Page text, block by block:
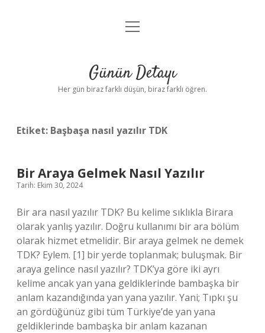
Anasayfa
Yasal Uyarı
menüyü
Günün Detayı
Her gün biraz farklı düşün, biraz farklı öğren.
Etiket: Başbaşa nasıl yazılır TDK
Bir Araya Gelmek Nasıl Yazılır
Tarih: Ekim 30, 2024
Bir ara nasıl yazılır TDK? Bu kelime sıklıkla Birara
olarak yanlış yazılır. Doğru kullanımı bir ara bölüm
olarak hizmet etmelidir. Bir araya gelmek ne demek
TDK? Eylem. [1] bir yerde toplanmak; buluşmak. Bir
araya gelince nasıl yazılır? TDK’ya göre iki ayrı
kelime ancak yan yana geldiklerinde bambaşka bir
anlam kazandığında yan yana yazılır. Yani; Tıpkı şu
an gördüğünüz gibi tüm Türkiye’de yan yana
geldiklerinde bambaşka bir anlam kazanan